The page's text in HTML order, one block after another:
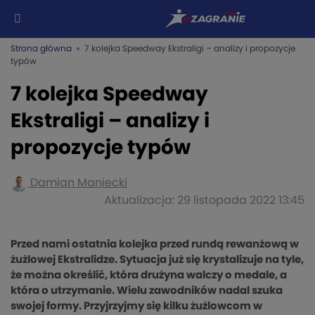
Strona główna » 7 kolejka Speedway Ekstraligi – analizy i propozycje
typów
7 kolejka Speedway
Ekstraligi – analizy i
propozycje typów
Damian Maniecki
Aktualizacja: 29 listopada 2022 13:45
Przed nami ostatnia kolejka przed rundą rewanżową w
żużlowej Ekstralidze. Sytuacja już się krystalizuje na tyle,
że można określić, która drużyna walczy o medale, a
która o utrzymanie. Wielu zawodników nadal szuka
swojej formy. Przyjrzyjmy się kilku żużlowcom w